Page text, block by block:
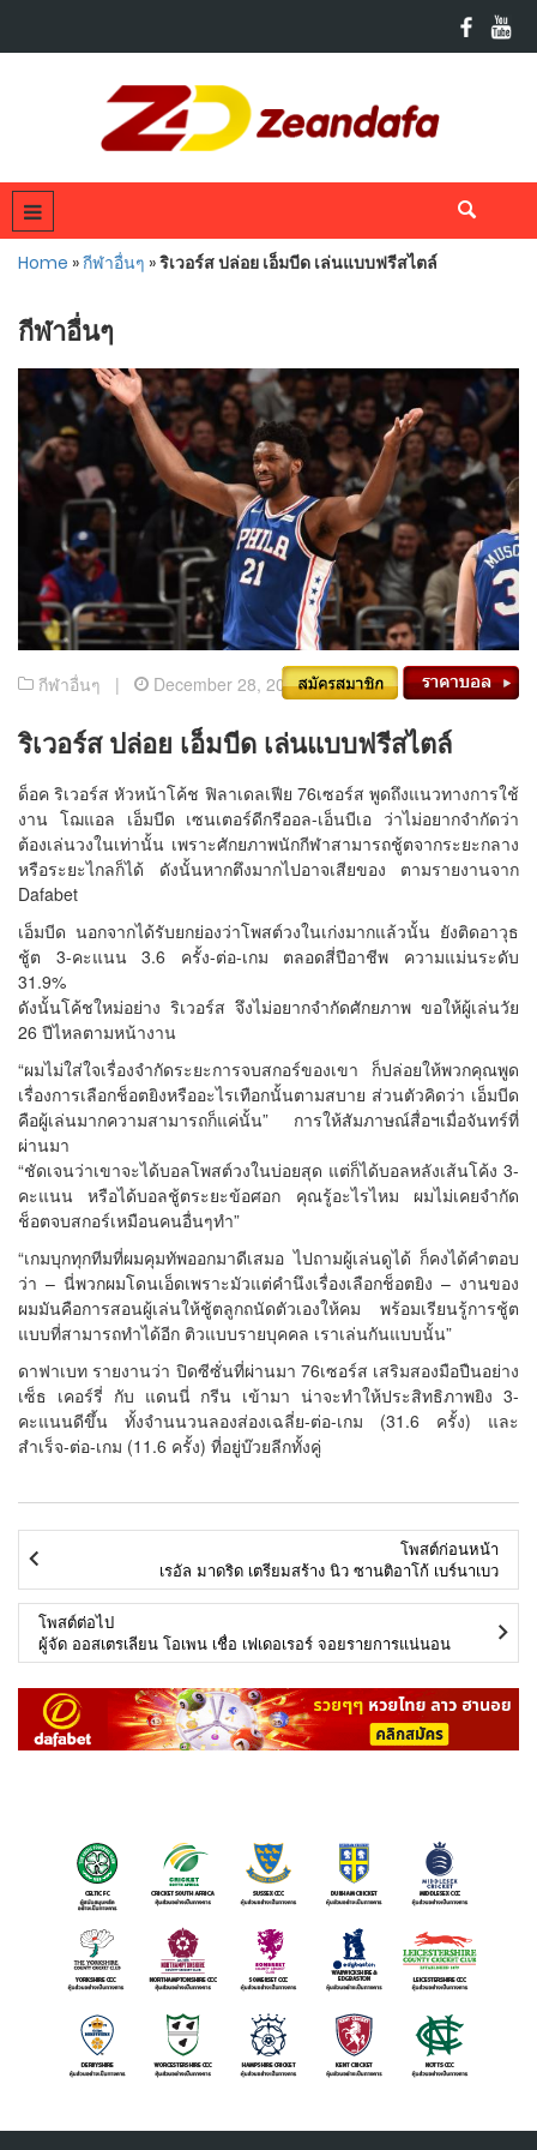
Home »กีฬาอื่นๆ »ริเวอร์ส ปล่อย เอ็มบีด เล่นแบบฟรีสไตล์
กีฬาอื่นๆ
กีฬาอื่นๆ | December 28, 2020
ริเวอร์ส ปล่อย เอ็มบีด เล่นแบบฟรีสไตล์
ด็อค ริเวอร์ส หัวหน้าโค้ช ฟิลาเดลเฟีย 76เซอร์ส พูดถึงแนวทางการใช้
งาน โฌแอล เอ็มบีด เซนเตอร์ดีกรีออล-เอ็นบีเอ ว่าไม่อยากจำกัดว่า
ต้องเล่นวงในเท่านั้น เพราะศักยภาพนักกีฬาสามารถชู้ตจากระยะกลาง
หรือระยะไกลก็ได้ ดังนั้นหากตึงมากไปอาจเสียของ ตามรายงานจาก
Dafabet
เอ็มบีด นอกจากได้รับยกย่องว่าโพสต์วงในเก่งมากแล้วนั้น ยังติดอาวุธ
ชู้ต 3-คะแนน 3.6 ครั้ง-ต่อ-เกม ตลอดสี่ปีอาชีพ ความแม่นระดับ
31.9%
ดังนั้นโค้ชใหม่อย่าง ริเวอร์ส จึงไม่อยากจำกัดศักยภาพ ขอให้ผู้เล่นวัย
26 ปีไหลตามหน้างาน
“ผมไม่ใส่ใจเรื่องจำกัดระยะการจบสกอร์ของเขา ก็ปล่อยให้พวกคุณพูด
เรื่องการเลือกช็อตยิงหรืออะไรเทือกนั้นตามสบาย ส่วนตัวคิดว่า เอ็มบีด
คือผู้เล่นมากความสามารถก็แค่นั้น” การให้สัมภาษณ์สื่อฯเมื่อจันทร์ที่
ผ่านมา
“ชัดเจนว่าเขาจะได้บอลโพสต์วงในบ่อยสุด แต่ก็ได้บอลหลังเส้นโค้ง 3-
คะแนน หรือได้บอลชู้ตระยะข้อศอก คุณรู้อะไรไหม ผมไม่เคยจำกัด
ช็อตจบสกอร์เหมือนคนอื่นๆทำ”
“เกมบุกทุกทีมที่ผมคุมทัพออกมาดีเสมอ ไปถามผู้เล่นดูได้ ก็คงได้คำตอบ
ว่า – นี่พวกผมโดนเอ็ดเพราะมัวแต่คำนึงเรื่องเลือกช็อตยิง – งานของ
ผมมันคือการสอนผู้เล่นให้ชู้ตลูกถนัดตัวเองให้คม พร้อมเรียนรู้การชู้ต
แบบที่สามารถทำได้อีก ติวแบบรายบุคคล เราเล่นกันแบบนั้น”
ดาฟาเบท รายงานว่า ปิดซีซั่นที่ผ่านมา 76เซอร์ส เสริมสองมือปืนอย่าง
เซ็ธ เคอร์รี่ กับ แดนนี่ กรีน เข้ามา น่าจะทำให้ประสิทธิภาพยิง 3-
คะแนนดีขึ้น ทั้งจำนนวนลองส่องเฉลี่ย-ต่อ-เกม (31.6 ครั้ง) และ
สำเร็จ-ต่อ-เกม (11.6 ครั้ง) ที่อยู่บ๊วยลีกทั้งคู่
โพสต์ก่อนหน้า
เรอัล มาดริด เตรียมสร้าง นิว ซานติอาโก้ เบร์นาเบว
โพสต์ต่อไป
ผู้จัด ออสเตรเลียน โอเพน เชื่อ เฟเดอเรอร์ จอยรายการแน่นอน